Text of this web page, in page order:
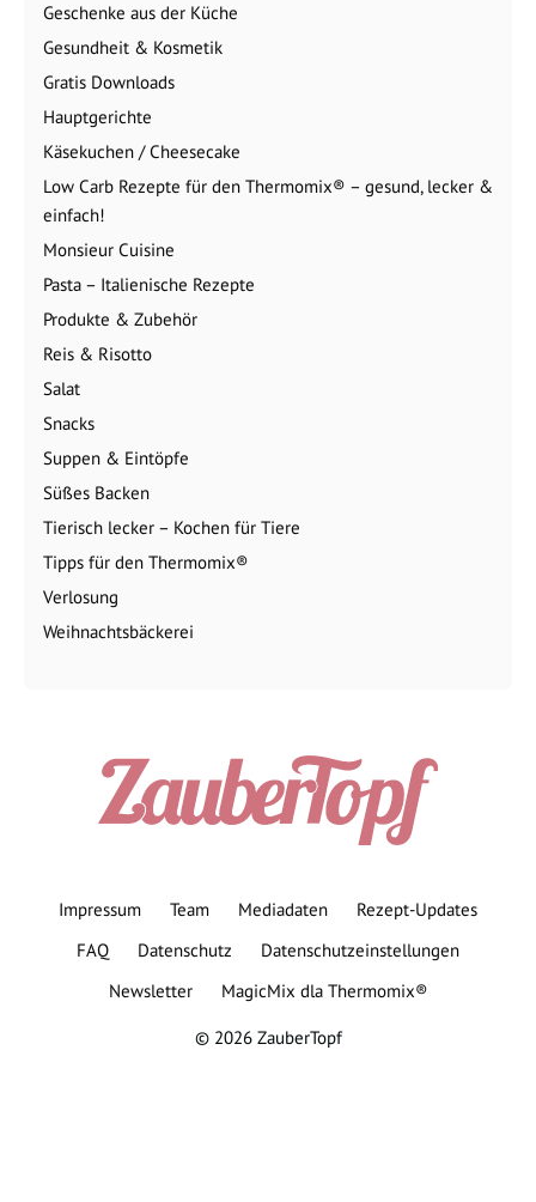
Geschenke aus der Küche
Gesundheit & Kosmetik
Gratis Downloads
Hauptgerichte
Käsekuchen / Cheesecake
Low Carb Rezepte für den Thermomix® – gesund, lecker &
einfach!
Monsieur Cuisine
Pasta – Italienische Rezepte
Produkte & Zubehör
Reis & Risotto
Salat
Snacks
Suppen & Eintöpfe
Süßes Backen
Tierisch lecker – Kochen für Tiere
Tipps für den Thermomix®
Verlosung
Weihnachtsbäckerei
Impressum Team Mediadaten
Rezept-Updates
FAQ
Datenschutz
Datenschutzeinstellungen
Newsletter
MagicMix dla Thermomix®
© 2026 ZauberTopf